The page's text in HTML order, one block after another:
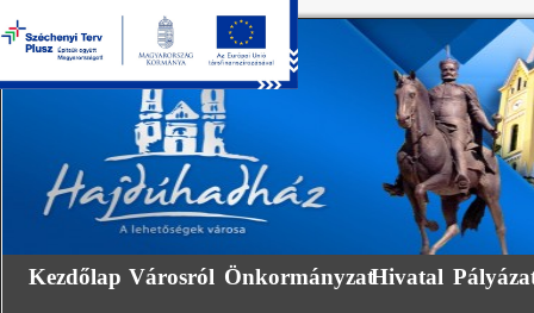
Kezdőlap Városról ÖnkormányzatHivatal